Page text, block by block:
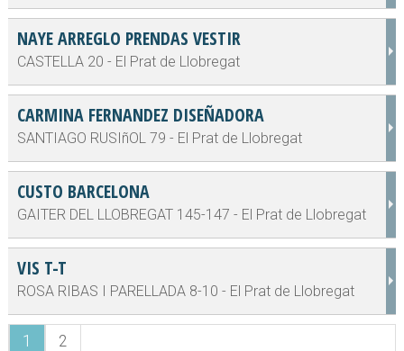
NAYE ARREGLO PRENDAS VESTIR
CASTELLA 20 - El Prat de Llobregat
CARMINA FERNANDEZ DISEÑADORA
SANTIAGO RUSIñOL 79 - El Prat de Llobregat
CUSTO BARCELONA
GAITER DEL LLOBREGAT 145-147 - El Prat de Llobregat
VIS T-T
ROSA RIBAS I PARELLADA 8-10 - El Prat de Llobregat
1 2